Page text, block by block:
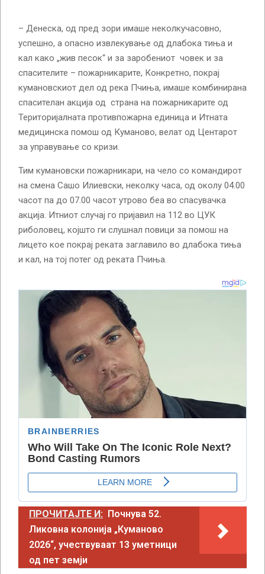
– Денеска, од пред зори имаше неколкучасовно,
успешно, а опасно извлекување од длабока тиња и
кал како „жив песок“ и за заробениот човек и за
спасителите – пожарникарите, Конкретно, покрај
кумановскиот дел од река Пчиња, имаше комбинирана
спасителан акција од страна на пожарникарите од
Територијалната противпожарна единица и Итната
медицинска помош од Куманово, велат од Центарот
за управување со кризи.
Тим кумановски пожарникари, на чело со командирот
на смена Сашо Илиевски, неколку часа, од околу 04.00
часот па до 07.00 часот утрово беа во спасувачка
акција. Итниот случај го пријавил на 112 во ЦУК
риболовец, којшто ги слушнал повици за помош на
лицето кое покрај реката заглавило во длабока тиња
и кал, на тој потег од реката Пчиња.
ПРОЧИТАЈТЕ И: Почнува 52.
Ликовна колонија „Куманово
2026“, учествуваат 13 уметници
од пет земји